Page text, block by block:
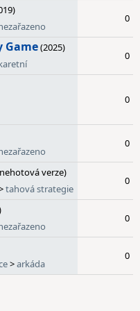
0
Game(2025)
0
0
0
verze)
tahová strategie
0
0
>arkáda
0